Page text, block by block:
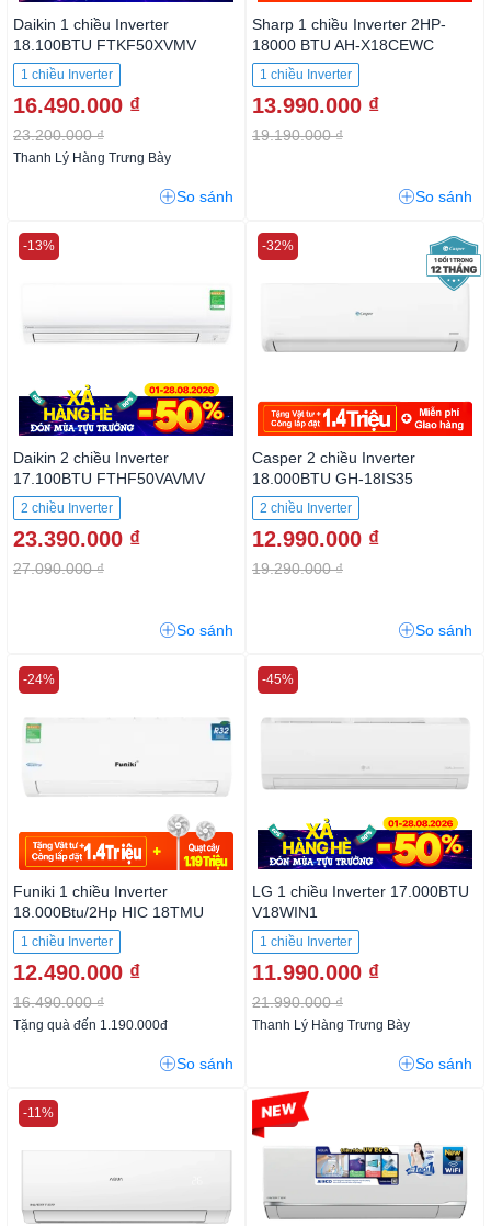
Daikin 1 chiều Inverter
18.100BTU FTKF50XVMV
1 chiều Inverter
16.490.000 ₫
23.200.000 ₫
Thanh Lý Hàng Trưng Bày
So sánh
Sharp 1 chiều Inverter 2HP-
18000 BTU AH-X18CEWC
1 chiều Inverter
13.990.000 ₫
19.190.000 ₫
So sánh
Daikin 2 chiều Inverter
17.100BTU FTHF50VAVMV
2 chiều Inverter
23.390.000 ₫
27.090.000 ₫
-13%
So sánh
Casper 2 chiều Inverter
18.000BTU GH-18IS35
2 chiều Inverter
12.990.000 ₫
19.290.000 ₫
-32%
So sánh
Funiki 1 chiều Inverter
18.000Btu/2Hp HIC 18TMU
1 chiều Inverter
12.490.000 ₫
16.490.000 ₫
-24%
Tặng quà đến 1.190.000đ
So sánh
LG 1 chiều Inverter 17.000BTU
V18WIN1
1 chiều Inverter
11.990.000 ₫
21.990.000 ₫
-45%
Thanh Lý Hàng Trưng Bày
So sánh
-11% -21%